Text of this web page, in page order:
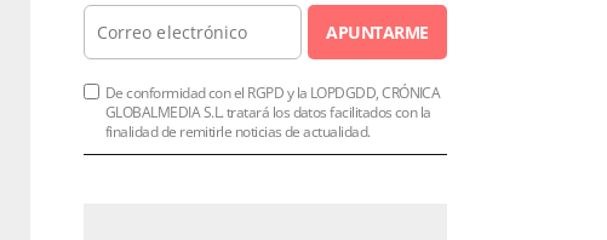
APUNTARME
De conformidad con el RGPD y la LOPDGDD, CRÓNICA
GLOBALMEDIA S.L. tratará los datos facilitados con la
finalidad de remitirle noticias de actualidad.